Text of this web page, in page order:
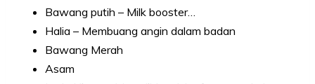
Bawang putih – Milk booster…
Halia – Membuang angin dalam badan
Bawang Merah
Asam